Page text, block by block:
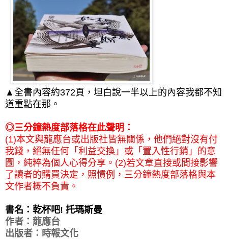
▲全書內容約372頁，坦白說一半以上的內容我都不知
道重點在那。
◎三分鐘熱度部落格在此聲明：
(1)本文與龍應台或出版社皆無關係，他們絕對沒有付
我錢，絕無任何「利益交換」或「置入性行銷」的意
圖，純粹為個人心得分享。(2)若文章直接或間接影響
了讀者的購買決定，照慣例，三分鐘熱度部落格與本
文作者概不負責。
書名：乾杯吧! 托瑪斯曼
作者：龍應台
出版者：時報文化